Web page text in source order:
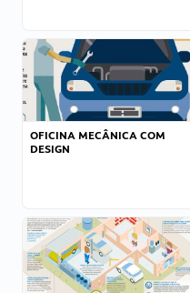
OFICINA MECÂNICA COM
DESIGN